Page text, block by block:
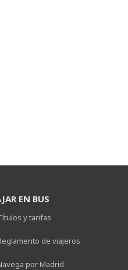
EN BUS
y tarifas
de viajeros
por Madrid